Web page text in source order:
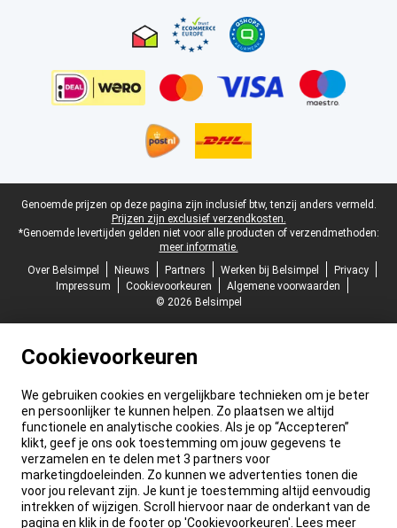
Juridische voettekst
Genoemde prijzen op deze pagina zijn inclusief btw, tenzij anders vermeld.
Prijzen zijn exclusief verzendkosten.
*Genoemde levertijden gelden niet voor alle producten of verzendmethoden:
meer informatie.
Over Belsimpel
Nieuws Partners Werken bij Belsimpel
Privacy
Impressum
Cookievoorkeuren
Algemene voorwaarden
© 2026 Belsimpel
Cookievoorkeuren
We gebruiken cookies en vergelijkbare technieken om je beter
en persoonlijker te kunnen helpen. Zo plaatsen we altijd
functionele en analytische cookies. Als je op “Accepteren”
klikt, geef je ons ook toestemming om jouw gegevens te
verzamelen en te delen met 3 partners voor
marketingdoeleinden. Zo kunnen we advertenties tonen die
voor jou relevant zijn. Je kunt je toestemming altijd eenvoudig
intrekken of wijzigen. Scroll hiervoor naar de onderkant van de
pagina en klik in de footer op 'Cookievoorkeuren'. Lees meer